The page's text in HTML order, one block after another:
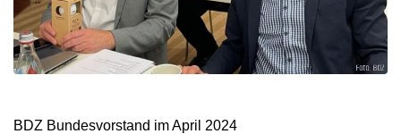
BDZ Bundesvorstand im April 2024